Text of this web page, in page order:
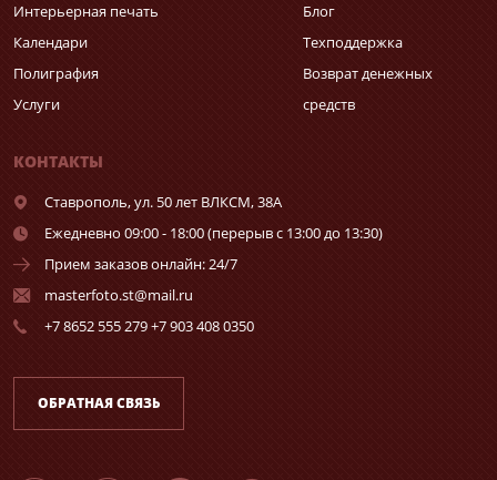
Интерьерная печать
Календари
Полиграфия
Услуги
Блог
Техподдержка
Возврат денежных
средств
КОНТАКТЫ
Ставрополь,ул. 50 лет ВЛКСМ, 38А
Ежедневно 09:00 - 18:00 (перерыв с 13:00 до 13:30)
Прием заказов онлайн: 24/7
masterfoto.st@mail.ru
+7 8652 555 279 +7 903 408 0350
ОБРАТНАЯ СВЯЗЬ